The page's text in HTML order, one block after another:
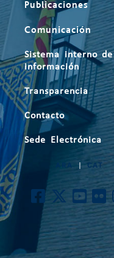
Publicaciones
Comunicación
Sistema interno de
información
Transparencia
Contacto
Sede Electrónica
|CAT